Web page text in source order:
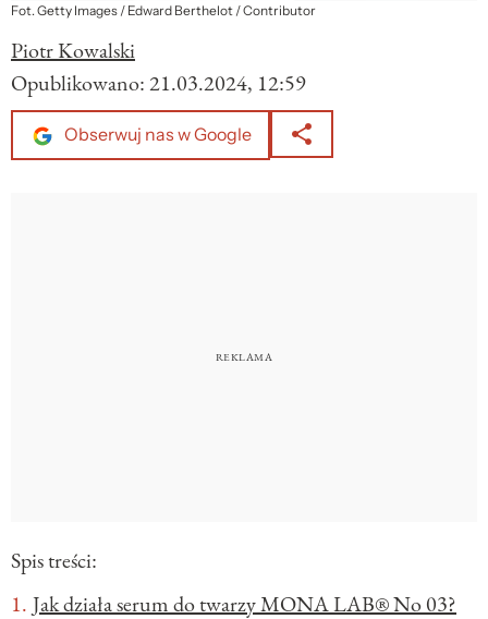
Fot. Getty Images / Edward Berthelot / Contributor
Piotr Kowalski
Opublikowano:21.03.2024, 12:59
Obserwuj nas w Google
Spis treści:
Jak działa serum do twarzy MONA LAB® No 03?